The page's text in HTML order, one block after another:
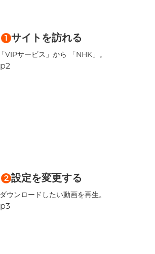
1 サイトを訪れる
「VIPサービス」から 「NHK」。
2 設定を変更する
ダウンロードしたい動画を再生。